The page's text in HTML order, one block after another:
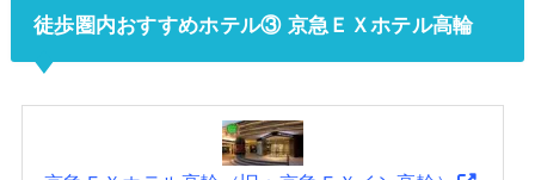
徒歩圏内おすすめホテル③ 京急ＥＸホテル高輪